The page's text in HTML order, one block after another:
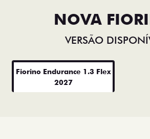
NOVA
VERSÃO
Fiorino Endurance 1.3 Flex
2027